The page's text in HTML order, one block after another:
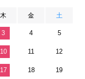
木 金 土
3 4 5
10 11 12
17 18 19